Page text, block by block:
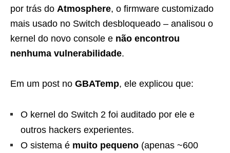
por trás do Atmosphere, o firmware customizado
mais usado no Switch desbloqueado – analisou o
kernel do novo console e não encontrou
nenhuma vulnerabilidade.
Em um post no GBATemp, ele explicou que:
O kernel do Switch 2 foi auditado por ele e
outros hackers experientes.
O sistema é muito pequeno (apenas ~600